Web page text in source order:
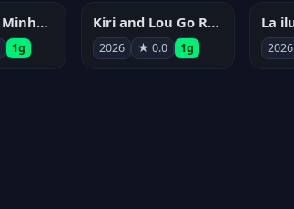
Canto Para Minha Morte
1g
Kiri and Lou Go Raaa!
2026 ★ 0.0 1g 2026